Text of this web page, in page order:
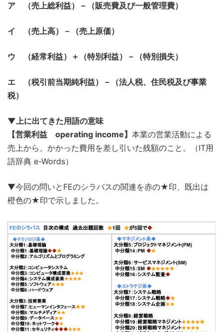
ア （売上総利益）－（販売費及び一般管理費）
イ （売上高）－（売上原価）
ウ （経常利益）＋（特別利益）－（特別損失）
エ （税引前当期純利益）－（法人税、住民税及び事業
税）
▼上に出てきた用語の意味
【営業利益 operating income】 本業の営業活動による
売上から、かかった費用を差し引いた残額のこと。（IT用
語辞典 e-Words）
▼今回の問いとFEのシラバスの関連を赤の★印、既出は
橙色の★印で示しました。